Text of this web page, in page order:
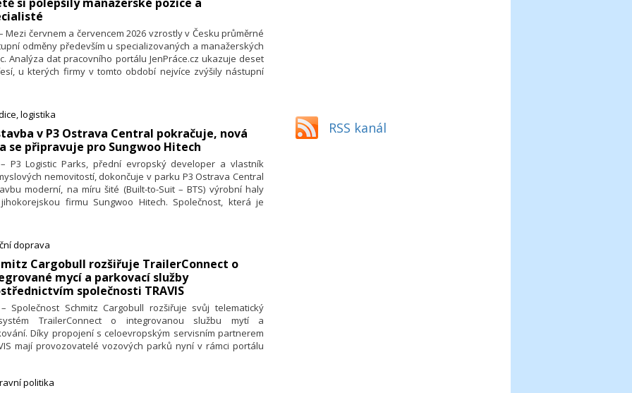
svou aktivitou německý i americký kapitál.
Mezi červnem a červencem 2026 vzrostly v Česku průměrné
odměny především u specializovaných a manažerských
Analýza dat pracovního portálu JenPráce.cz ukazuje deset
u kterých firmy v tomto období nejvíce zvýšily nástupní
si ale polepšili také zástupci vedoucích manažerů
v IT, zemědělství a autoopravárenství.
logistika
v P3 Ostrava Central pokračuje, nová
se připravuje pro Sungwoo Hitech
P3 Logistic Parks, přední evropský developer a vlastník
nemovitostí, dokončuje v parku P3 Ostrava Central
moderní, na míru šité (Built-to-Suit – BTS) výrobní haly
firmu Sungwoo Hitech. Společnost, která je
svých výrobních kapacit. Technologické centrum
ploše 32 600 m² a primárním zaměřením na výrobu
a svařovaných autodílů představuje pro P3 Ostrava
nejen další etapu rozvoje parku, ale i první zdejší
na míru moderní průmyslové výrobě.
doprava
Cargobull rozšiřuje TrailerConnect o
mycí a parkovací služby
společnosti TRAVIS
Společnost Schmitz Cargobull rozšiřuje svůj telematický
TrailerConnect o integrovanou službu mytí a
Díky propojení s celoevropským servisním partnerem
mají provozovatelé vozových parků nyní v rámci portálu
politika
RSS kanál